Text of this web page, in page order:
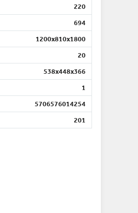
220
694
1200x810x1800
20
538x448x366
1
5706576014254
201